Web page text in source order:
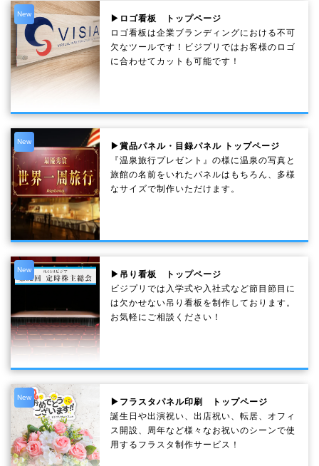
New
▶ロゴ看板 トップページ
ロゴ看板は企業ブランディングにおける不可
欠なツールです！ビジプリではお客様のロゴ
に合わせてカットも可能です！
New
▶賞品パネル・目録パネル トップページ
『温泉旅行プレゼント』の様に温泉の写真と
旅館の名前をいれたパネルはもちろん、多様
なサイズで制作いただけます。
New
▶吊り看板 トップページ
ビジプリでは入学式や入社式など節目節目に
は欠かせない吊り看板を制作しております。
お気軽にご相談ください！
New
▶フラスタパネル印刷 トップページ
誕生日や出演祝い、出店祝い、転居、オフィ
ス開設、周年など様々なお祝いのシーンで使
用するフラスタ制作サービス！